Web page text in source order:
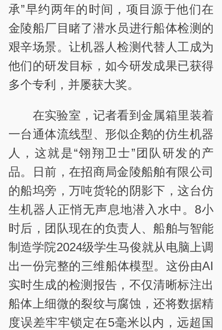
承”早约两年的时间，项目源于他们在
金陵船厂目睹了潜水员进行船体检测的
艰辛场景。让机器人检测代替人工成为
他们的研发目标，如今研发成果已获得
多个专利，并屡获大奖。
在实验室，记者看到金属箱里装着
一台通体流线型、形似企鹅的仿生机器
人，这就是“翎翔卫士”团队研发的产
品。日前，在招商局金陵船舶有限公司
的船坞旁，万吨货轮的阴影下，这台仿
生机器人正悄无声息地潜入水中。 8小
时后，团队现在的负责人、船舶与智能
制造学院2024级学生马俊就从电脑上调
出一份完整的三维船体模型。这份由AI
实时生成的检测报告，不仅清晰标注出
船体上细微的裂纹与腐蚀，还将数据精
度误差牢牢锁定在5毫米以内，远超国